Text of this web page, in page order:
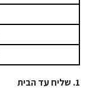
1. שליח עד הבית